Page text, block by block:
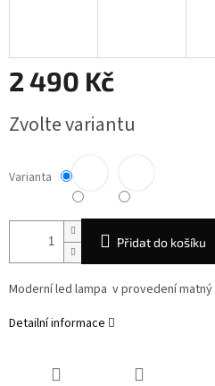
2 490 Kč
cena:
Zvolte variantu
Varianta
Přidat do košíku
Moderní led lampa v provedení
Detailní informace